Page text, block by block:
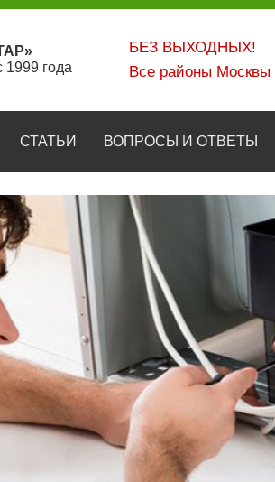
1999 года
БЕЗ ВЫХОДНЫХ!
Все районы Москвы
СТАТЬИ ВОПРОСЫ И ОТВЕТЫ